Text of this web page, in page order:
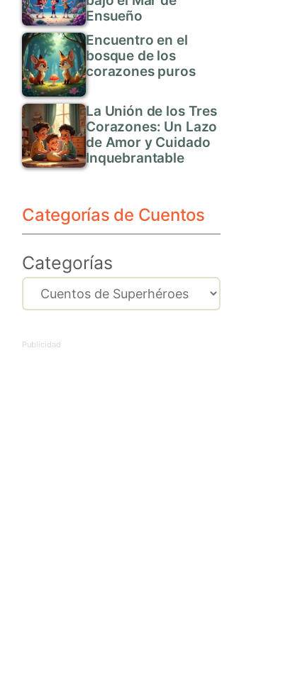
Ensueño
Encuentro en el
bosque de los
corazones puros
La Unión de los Tres
Corazones: Un Lazo
de Amor y Cuidado
Inquebrantable
Categorías de Cuentos
Categorías